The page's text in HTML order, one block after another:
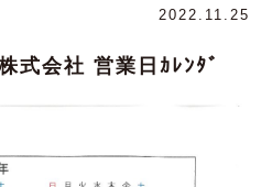
2022.11.25
式会社 営業日ｶﾚﾝﾀﾞ